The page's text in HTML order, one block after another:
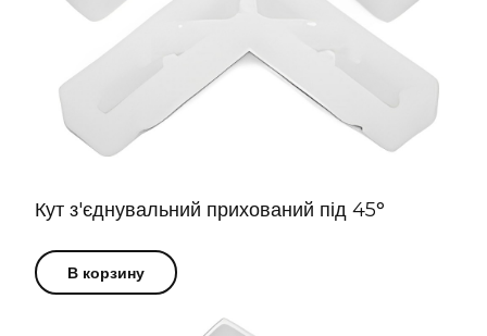
Кут з'єднувальний прихований під 45°
В корзину